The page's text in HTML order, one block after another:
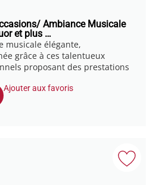
Ambiance Musicale
et plus …
musicale élégante,
grâce à ces talentueux
proposant des prestations
Ajouter aux favoris